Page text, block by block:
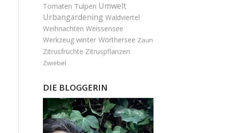
Tomaten Tulpen Umwelt
Urbangardening Waldviertel
Weihnachten Weissensee
Werkzeug winter Wörthersee Zaun
Zitrusfrüchte Zitruspflanzen
Zwiebel
DIE BLOGGERIN